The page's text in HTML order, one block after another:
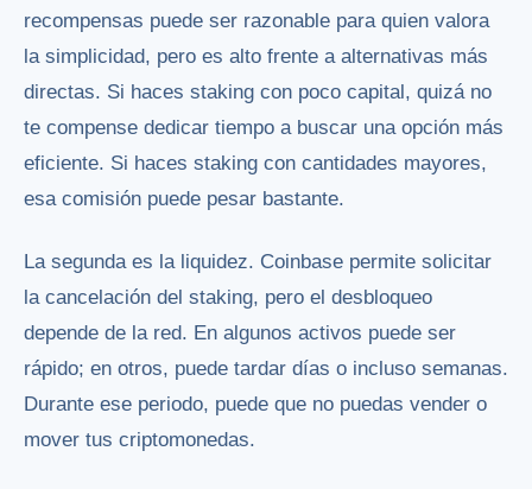
recompensas puede ser razonable para quien valora
la simplicidad, pero es alto frente a alternativas más
directas. Si haces staking con poco capital, quizá no
te compense dedicar tiempo a buscar una opción más
eficiente. Si haces staking con cantidades mayores,
esa comisión puede pesar bastante.
La segunda es la liquidez. Coinbase permite solicitar
la cancelación del staking, pero el desbloqueo
depende de la red. En algunos activos puede ser
rápido; en otros, puede tardar días o incluso semanas.
Durante ese periodo, puede que no puedas vender o
mover tus criptomonedas.